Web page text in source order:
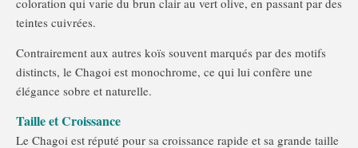
teintes cuivrées.
Contrairement aux autres koïs souvent marqués par des motifs
distincts, le Chagoi est monochrome, ce qui lui confère une
élégance sobre et naturelle.
Taille et Croissance
Le Chagoi est réputé pour sa croissance rapide et sa grande taille